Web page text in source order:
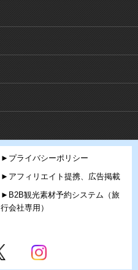
►プライバシーポリシー
►アフィリエイト提携、広告掲載
►B2B観光素材予約システム（旅
行会社専用）